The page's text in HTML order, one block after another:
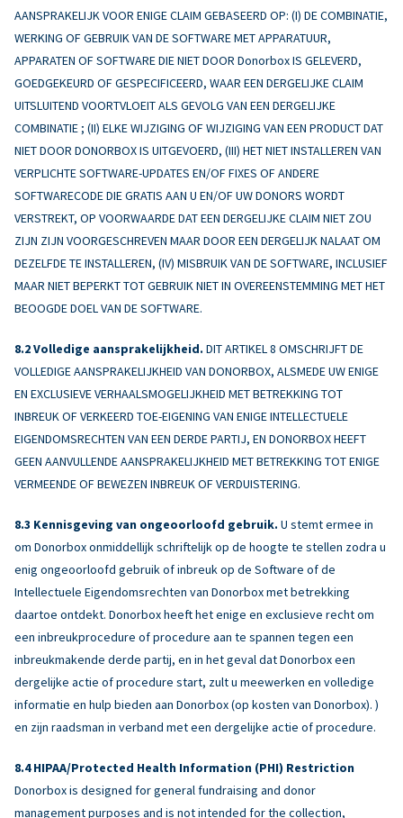
AANSPRAKELIJK VOOR ENIGE CLAIM GEBASEERD OP: (I) DE COMBINATIE,
WERKING OF GEBRUIK VAN DE SOFTWARE MET APPARATUUR,
APPARATEN OF SOFTWARE DIE NIET DOOR Donorbox IS GELEVERD,
GOEDGEKEURD OF GESPECIFICEERD, WAAR EEN DERGELIJKE CLAIM
UITSLUITEND VOORTVLOEIT ALS GEVOLG VAN EEN DERGELIJKE
COMBINATIE ; (II) ELKE WIJZIGING OF WIJZIGING VAN EEN PRODUCT DAT
NIET DOOR DONORBOX IS UITGEVOERD, (III) HET NIET INSTALLEREN VAN
VERPLICHTE SOFTWARE-UPDATES EN/OF FIXES OF ANDERE
SOFTWARECODE DIE GRATIS AAN U EN/OF UW DONORS WORDT
VERSTREKT, OP VOORWAARDE DAT EEN DERGELIJKE CLAIM NIET ZOU
ZIJN ZIJN VOORGESCHREVEN MAAR DOOR EEN DERGELIJK NALAAT OM
DEZELFDE TE INSTALLEREN, (IV) MISBRUIK VAN DE SOFTWARE, INCLUSIEF
MAAR NIET BEPERKT TOT GEBRUIK NIET IN OVEREENSTEMMING MET HET
BEOOGDE DOEL VAN DE SOFTWARE.
Volledige aansprakelijkheid. DIT ARTIKEL 8 OMSCHRIJFT DE
VOLLEDIGE AANSPRAKELIJKHEID VAN DONORBOX, ALSMEDE UW ENIGE
EN EXCLUSIEVE VERHAALSMOGELIJKHEID MET BETREKKING TOT
INBREUK OF VERKEERD TOE-EIGENING VAN ENIGE INTELLECTUELE
EIGENDOMSRECHTEN VAN EEN DERDE PARTIJ, EN DONORBOX HEEFT
GEEN AANVULLENDE AANSPRAKELIJKHEID MET BETREKKING TOT ENIGE
VERMEENDE OF BEWEZEN INBREUK OF VERDUISTERING.
Kennisgeving van ongeoorloofd gebruik. U stemt ermee in
om Donorbox onmiddellijk schriftelijk op de hoogte te stellen zodra u
enig ongeoorloofd gebruik of inbreuk op de Software of de
Intellectuele Eigendomsrechten van Donorbox met betrekking
daartoe ontdekt. Donorbox heeft het enige en exclusieve recht om
een inbreukprocedure of procedure aan te spannen tegen een
inbreukmakende derde partij, en in het geval dat Donorbox een
dergelijke actie of procedure start, zult u meewerken en volledige
informatie en hulp bieden aan Donorbox (op kosten van Donorbox). )
en zijn raadsman in verband met een dergelijke actie of procedure.
HIPAA/Protected Health Information (PHI) Restriction
Donorbox is designed for general fundraising and donor
management purposes and is not intended for the collection,